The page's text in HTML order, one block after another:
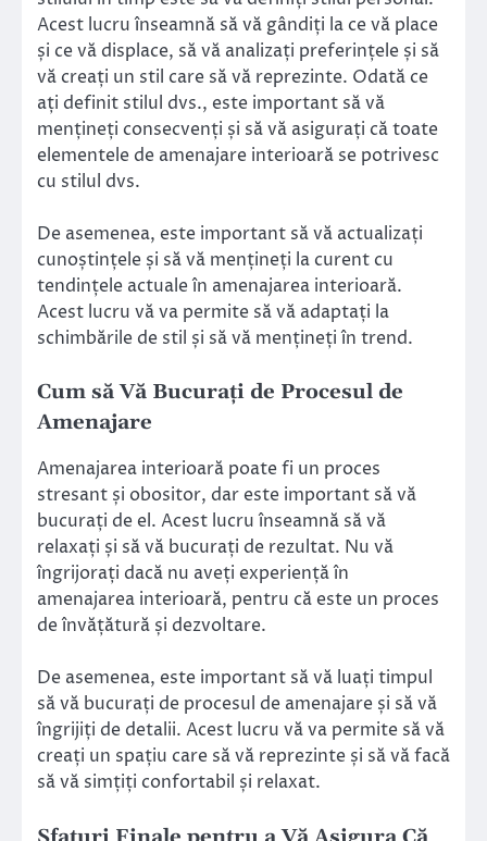
Acest lucru înseamnă să vă gândiți la ce vă place
și ce vă displace, să vă analizați preferințele și să
vă creați un stil care să vă reprezinte. Odată ce
ați definit stilul dvs., este important să vă
mențineți consecvenți și să vă asigurați că toate
elementele de amenajare interioară se potrivesc
cu stilul dvs.
De asemenea, este important să vă actualizați
cunoștințele și să vă mențineți la curent cu
tendințele actuale în amenajarea interioară.
Acest lucru vă va permite să vă adaptați la
schimbările de stil și să vă mențineți în trend.
Cum să Vă Bucurați de Procesul de
Amenajare
Amenajarea interioară poate fi un proces
stresant și obositor, dar este important să vă
bucurați de el. Acest lucru înseamnă să vă
relaxați și să vă bucurați de rezultat. Nu vă
îngrijorați dacă nu aveți experiență în
amenajarea interioară, pentru că este un proces
de învățătură și dezvoltare.
De asemenea, este important să vă luați timpul
să vă bucurați de procesul de amenajare și să vă
îngrijiți de detalii. Acest lucru vă va permite să vă
creați un spațiu care să vă reprezinte și să vă facă
să vă simțiți confortabil și relaxat.